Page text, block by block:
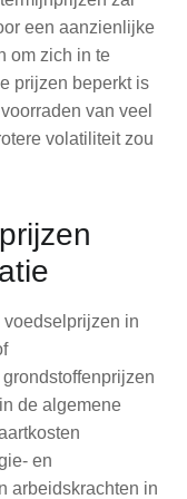
een aanzienlijke
om zich in te
prijzen beperkt is
van veel
volatiliteit zou
in
de algemene
en
arbeidskrachten in